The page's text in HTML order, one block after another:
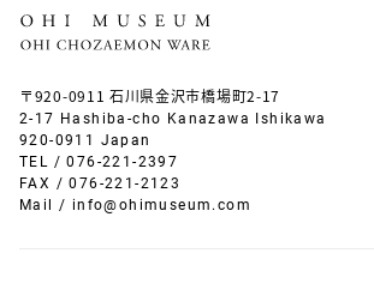
〒920-0911 石川県金沢市橋場町2-17
2-17 Hashiba-cho Kanazawa Ishikawa
920-0911 Japan
TEL /076-221-2397
FAX / 076-221-2123
Mail / info@ohimuseum.com